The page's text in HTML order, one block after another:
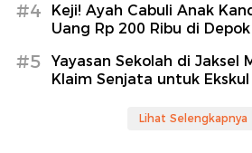
#4
Keji! Ayah Cabuli Anak
Uang Rp 200 Ribu di Depok
#5
Yayasan Sekolah di Jaksel
Klaim Senjata untuk Ekskul
Lihat Selengkapnya